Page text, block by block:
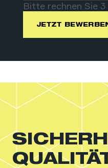
Bitte rechnen Sie 3
JETZT